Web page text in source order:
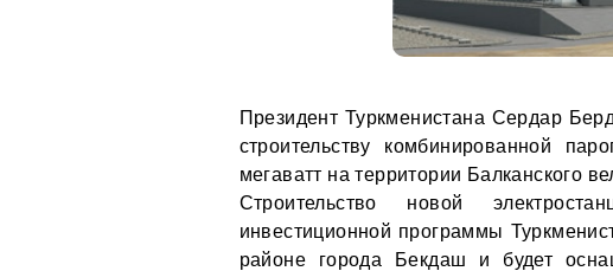
Президент Туркменистана Сердар
строительству комбинированной
мегаватт на территории Балканского
Строительство новой
инвестиционной программы
районе города Бекдаш и будет